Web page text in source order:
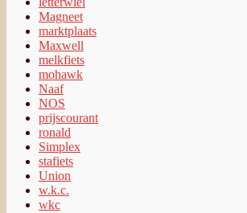
Magneet
marktplaats
Maxwell
melkfiets
mohawk
Naaf
NOS
prijscourant
ronald
Simplex
stafiets
Union
w.k.c.
wkc